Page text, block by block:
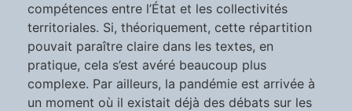
compétences entre l’État et les collectivités
territoriales. Si, théoriquement, cette répartition
pouvait paraître claire dans les textes, en
pratique, cela s’est avéré beaucoup plus
complexe. Par ailleurs, la pandémie est arrivée à
un moment où il existait déjà des débats sur les